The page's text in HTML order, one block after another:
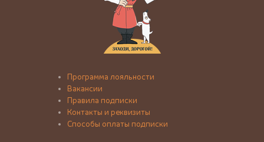
Программа лояльности
Вакансии
Правила подписки
Контакты и реквизиты
Способы оплаты подписки